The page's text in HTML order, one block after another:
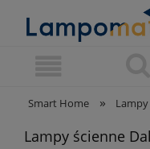
Smart Home »
Lampy ścienne